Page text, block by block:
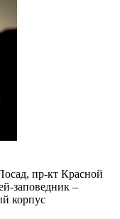
пр-кт Красной
заповедник –
корпус